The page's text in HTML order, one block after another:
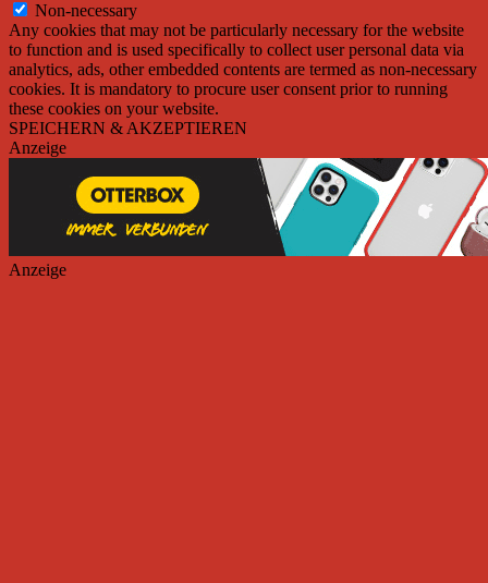
Non-necessary
Any cookies that may not be particularly necessary for the website
to function and is used specifically to collect user personal data via
analytics, ads, other embedded contents are termed as non-necessary
cookies. It is mandatory to procure user consent prior to running
these cookies on your website.
SPEICHERN & AKZEPTIEREN
Anzeige
Anzeige